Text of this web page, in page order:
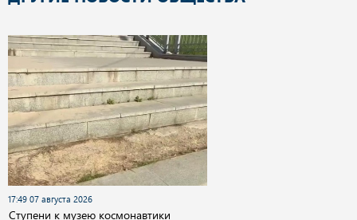
17:49 07 августа 2026
Cтупени к музею космонавтики